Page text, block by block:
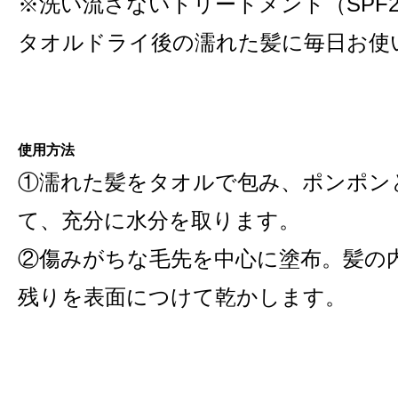
タオルドライ後の濡れた髪に毎日お
使用方法
①濡れた髪をタオルで包み、ポンポン
て、充分に水分を取ります。
②傷みがちな毛先を中心に塗布。髪の
残りを表面につけて乾かします。